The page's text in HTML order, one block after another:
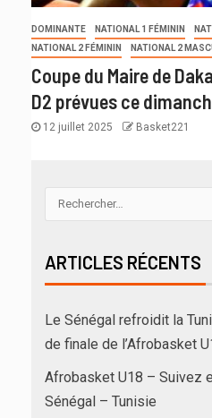
DOMINANTE NATIONAL 1 FÉMININ
NATIONAL 2 FÉMININ
NATIONAL 2
Coupe du Maire de
D2 prévues ce
12 juillet 2025 Basket221
ARTICLES RÉCENTS
Le Sénégal refroidit la
de finale de l’Afrobasket
Afrobasket U18 – Suivez
Sénégal – Tunisie